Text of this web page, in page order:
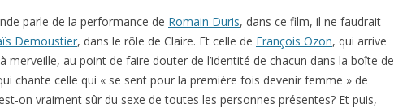
parle de la performance de Romain Duris, dans ce film, il ne faudrait
Demoustier, dans le rôle de Claire. Et celle de François Ozon, qui arrive
merveille, au point de faire douter de l’identité de chacun dans la boîte de
chante celle qui « se sent pour la première fois devenir femme » de
on vraiment sûr du sexe de toutes les personnes présentes? Et puis,